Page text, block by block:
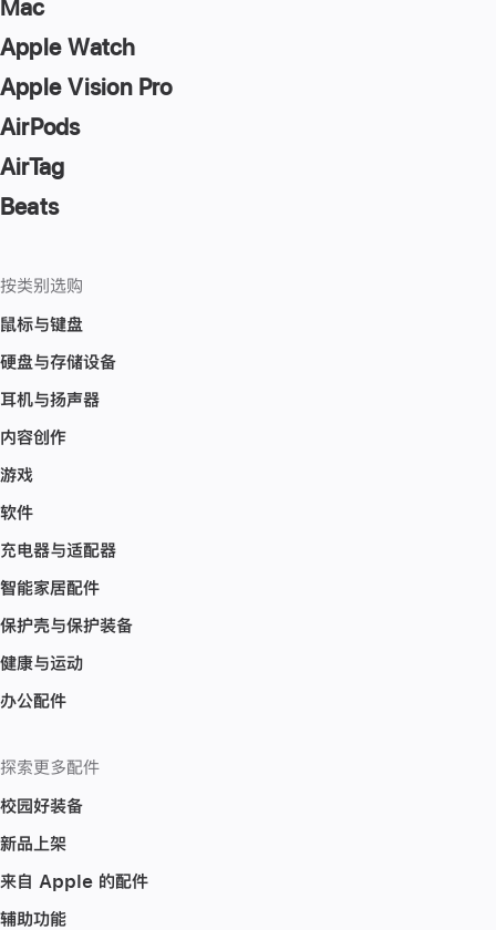
Mac
Apple Watch
Apple Vision Pro
AirPods
AirTag
Beats
按类别选购
鼠标与键盘
硬盘与存储设备
耳机与扬声器
内容创作
游戏
软件
充电器与适配器
智能家居配件
保护壳与保护装备
健康与运动
办公配件
探索更多配件
校园好装备
新品上架
来自 Apple 的配件
辅助功能